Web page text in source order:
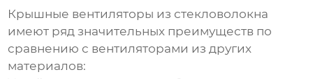
Крышные вентиляторы из стекловолокна
имеют ряд значительных преимуществ по
сравнению с вентиляторами из других
материалов: